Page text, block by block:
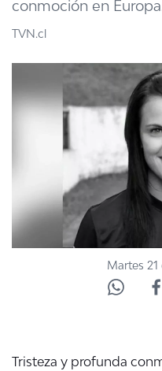
conmoción en
TVN.cl
Martes
Tristeza y profunda